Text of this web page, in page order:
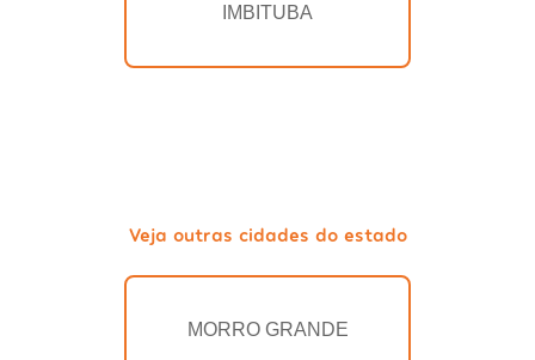
IMBITUBA
Veja outras cidades do estado
MORRO GRANDE